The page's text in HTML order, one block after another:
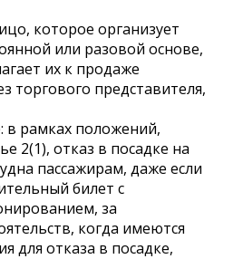
которое организует
или разовой основе,
их к продаже
торгового представителя,
в рамках положений,
2(1), отказ в посадке на
пассажирам, даже если
билет с
за
когда имеются
для отказа в посадке,